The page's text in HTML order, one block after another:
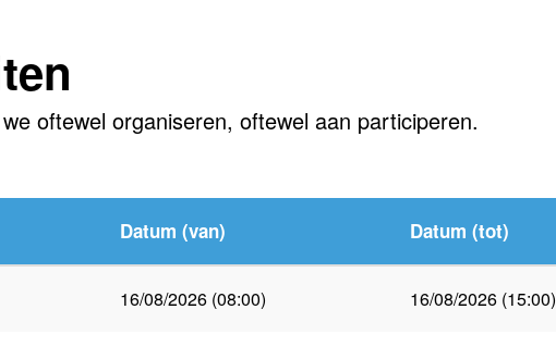
oftewel organiseren, oftewel aan participeren.
Datum (van) Datum (tot)
16/08/2026 (08:00) 16/08/2026 (15:00)